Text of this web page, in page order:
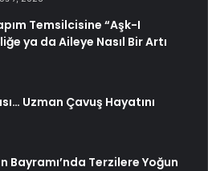
Temsilcisine “Aşk-I
ya da Aileye Nasıl Bir Artı
Uzman Çavuş Hayatını
Bayramı’nda Terzilere Yoğun